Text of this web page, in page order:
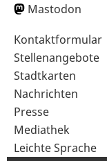
Mastodon
im
Fußbereich
Kontaktformular
Stellenangebote
Stadtkarten
Nachrichten
Presse
Mediathek
Leichte Sprache